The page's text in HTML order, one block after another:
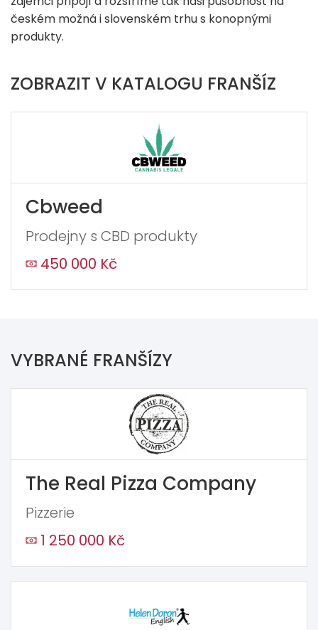
českém možná i slovenském trhu s konopnými
produkty.
ZOBRAZIT V KATALOGU FRANŠÍZ
Cbweed
Prodejny s CBD produkty
450 000 Kč
VYBRANÉ FRANŠÍZY
The Real Pizza Company
Pizzerie
1 250 000 Kč